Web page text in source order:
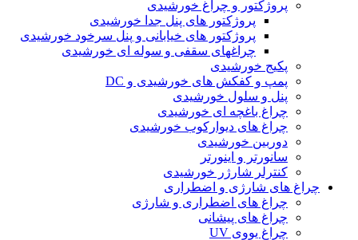
پروژکتور و چراغ خورشیدی
پروژکتور های پنل جدا خورشیدی
پروژکتور های خیابانی و پنل سرخود خورشیدی
چراغهای سقفی و سوله ای خورشیدی
پکیج خورشیدی
پمپ و کفکش های خورشیدی و DC
پنل و سلول خورشیدی
چراغ باغچه ای خورشیدی
چراغ های دیوارکوب خورشیدی
دوربین خورشیدی
سانورتر و اینورتر
کنترلر شارژر خورشیدی
چراغ های شارژی و اضطراری
چراغ های اضطراری و شارژی
چراغ های پیشانی
چراغ یووی UV